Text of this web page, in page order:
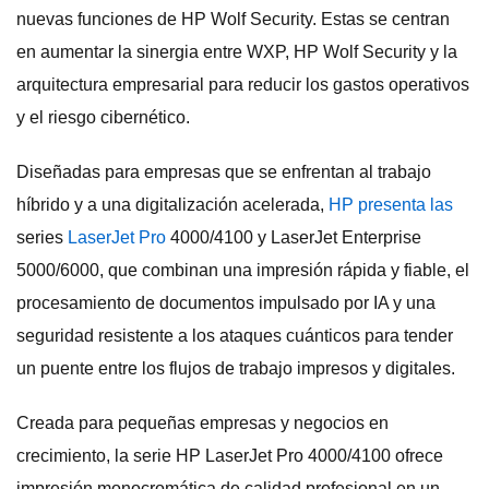
nuevas funciones de HP Wolf Security. Estas se centran
en aumentar la sinergia entre WXP, HP Wolf Security y la
arquitectura empresarial para reducir los gastos operativos
y el riesgo cibernético.
Diseñadas para empresas que se enfrentan al trabajo
híbrido y a una digitalización acelerada, HP presenta las
series LaserJet Pro 4000/4100 y LaserJet Enterprise
5000/6000, que combinan una impresión rápida y fiable, el
procesamiento de documentos impulsado por IA y una
seguridad resistente a los ataques cuánticos para tender
un puente entre los flujos de trabajo impresos y digitales.
Creada para pequeñas empresas y negocios en
crecimiento, la serie HP LaserJet Pro 4000/4100 ofrece